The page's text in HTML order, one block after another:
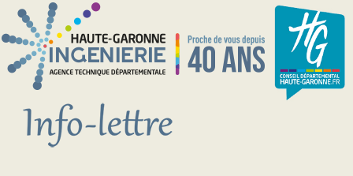
Aller au contenu principal